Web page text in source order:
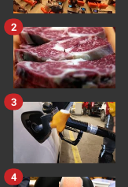
2
3
4